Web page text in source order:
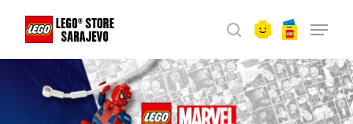
main
search